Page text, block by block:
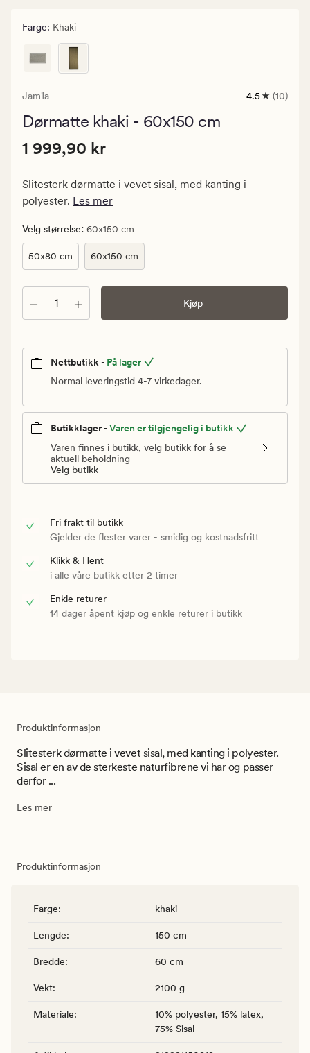
Farge: Khaki
Jamila
10
4.5 (10)
Dørmatte khaki - 60x150 cm
Pris
999,90
Vanlig
pris
1
999,90
Pris 1 999,90 kr
1 999,90 kr
Slitesterk dørmatte i vevet sisal, med kanting i
polyester. Les mer
Velg størrelse: 60x150 cm
50x80 cm 60x150 cm
Antall Kjøp
Nettbutikk - På lager
Normal leveringstid 4-7 virkedager.
Butikklager -Varen er tilgjengelig i butikk
Varen finnes i butikk, velg butikk for å se
aktuell beholdning
Velg butikk
Fri frakt til butikk
Gjelder de flester varer - smidig og kostnadsfritt
Klikk & Hent
i alle våre butikk etter 2 timer
Enkle returer
14 dager åpent kjøp og enkle returer i butikk
Produktinformasjon
Slitesterk dørmatte i vevet sisal, med kanting i polyester.
Sisal er en av de sterkeste naturfibrene vi har og passer
derfor ...
Les mer
Produktinformasjon
Farge: khaki
Lengde: 150 cm
Bredde: 60 cm
Vekt: 2100 g
Materiale:
10% polyester, 15% latex,
75% Sisal